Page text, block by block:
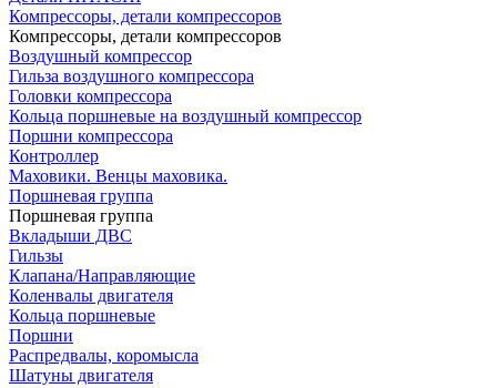
Компрессоры, детали компрессоров
Компрессоры, детали компрессоров
Воздушный компрессор
Гильза воздушного компрессора
Головки компрессора
Кольца поршневые на воздушный компрессор
Поршни компрессора
Контроллер
Маховики. Венцы маховика.
Поршневая группа
Поршневая группа
Вкладыши ДВС
Гильзы
Клапана/Направляющие
Коленвалы двигателя
Кольца поршневые
Поршни
Распредвалы, коромысла
Шатуны двигателя